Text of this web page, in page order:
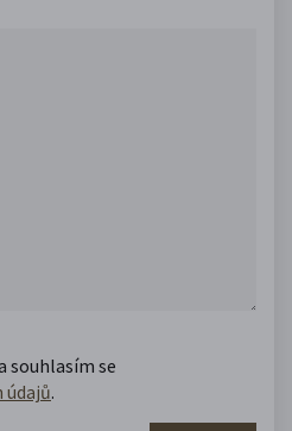
souhlasím se
údajů.